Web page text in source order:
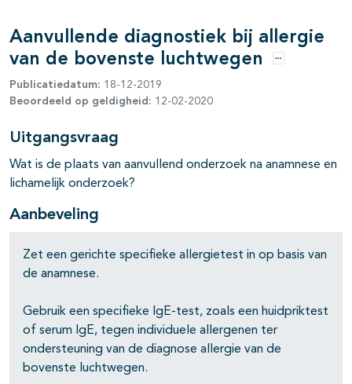
Aanvullende diagnostiek bij allergie
van de bovenste luchtwegen
Opties
Publicatiedatum: 18-12-2019
Beoordeeld op geldigheid: 12-02-2020
Uitgangsvraag
Wat is de plaats van aanvullend onderzoek na anamnese en
lichamelijk onderzoek?
Aanbeveling
Zet een gerichte specifieke allergietest in op basis van
de anamnese.
Gebruik een specifieke IgE-test, zoals een huidpriktest
of serum IgE, tegen individuele allergenen ter
ondersteuning van de diagnose allergie van de
bovenste luchtwegen.